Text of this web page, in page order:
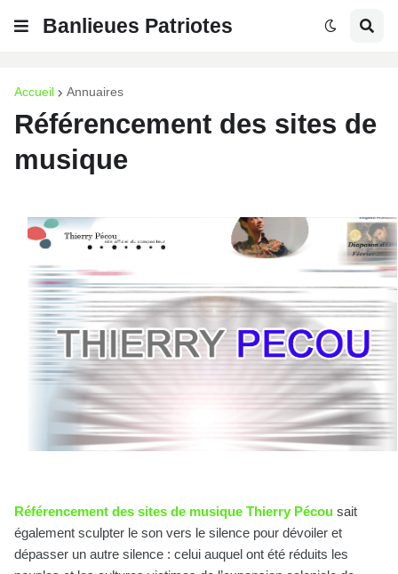
Banlieues Patriotes
Accueil Annuaires
Référencement des sites de
musique
Référencement des sites de musique Thierry Pécou sait
également sculpter le son vers le silence pour dévoiler et
dépasser un autre silence : celui auquel ont été réduits les